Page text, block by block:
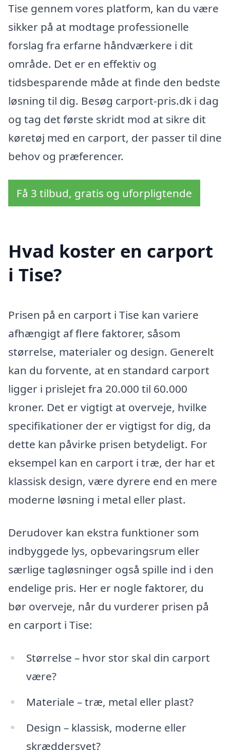
Tise gennem vores platform, kan du være
sikker på at modtage professionelle
forslag fra erfarne håndværkere i dit
område. Det er en effektiv og
tidsbesparende måde at finde den bedste
løsning til dig. Besøg carport-pris.dk i dag
og tag det første skridt mod at sikre dit
køretøj med en carport, der passer til dine
behov og præferencer.
Få 3 tilbud, gratis og uforpligtende
Hvad koster en carport
i Tise?
Prisen på en carport i Tise kan variere
afhængigt af flere faktorer, såsom
størrelse, materialer og design. Generelt
kan du forvente, at en standard carport
ligger i prislejet fra 20.000 til 60.000
kroner. Det er vigtigt at overveje, hvilke
specifikationer der er vigtigst for dig, da
dette kan påvirke prisen betydeligt. For
eksempel kan en carport i træ, der har et
klassisk design, være dyrere end en mere
moderne løsning i metal eller plast.
Derudover kan ekstra funktioner som
indbyggede lys, opbevaringsrum eller
særlige tagløsninger også spille ind i den
endelige pris. Her er nogle faktorer, du
bør overveje, når du vurderer prisen på
en carport i Tise:
Størrelse – hvor stor skal din carport
være?
Materiale – træ, metal eller plast?
Design – klassisk, moderne eller
skræddersyet?